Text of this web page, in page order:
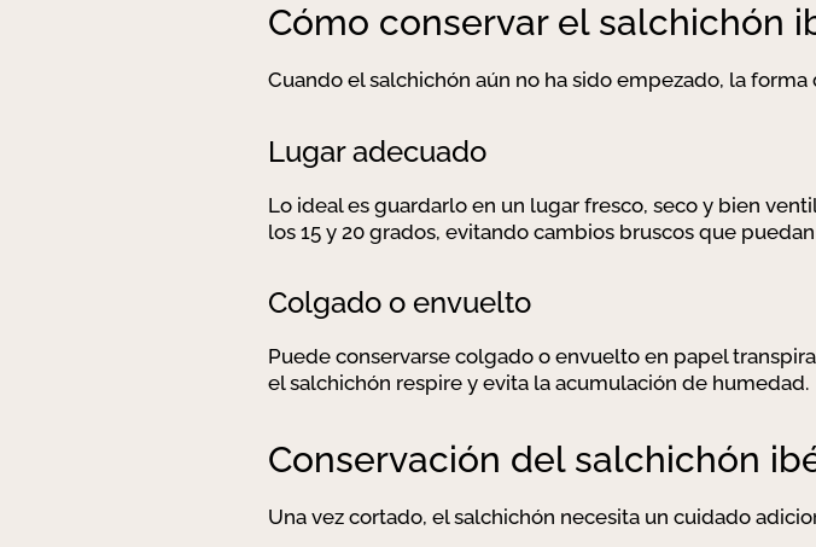
Cómo conservar el salchichón
Cuando el salchichón aún no ha sido empezado, la
Lugar adecuado
Lo ideal es guardarlo en un lugar fresco, seco y bien
los 15 y 20 grados, evitando cambios bruscos que
Colgado o envuelto
Puede conservarse colgado o envuelto en papel
el salchichón respire y evita la acumulación de humedad.
Conservación del salchichón
Una vez cortado, el salchichón necesita un cuidado